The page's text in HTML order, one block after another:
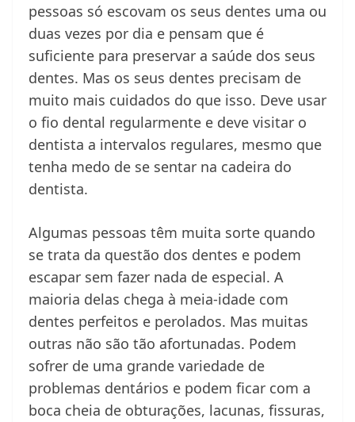
pessoas só escovam os seus dentes uma ou
duas vezes por dia e pensam que é
suficiente para preservar a saúde dos seus
dentes. Mas os seus dentes precisam de
muito mais cuidados do que isso. Deve usar
o fio dental regularmente e deve visitar o
dentista a intervalos regulares, mesmo que
tenha medo de se sentar na cadeira do
dentista.
Algumas pessoas têm muita sorte quando
se trata da questão dos dentes e podem
escapar sem fazer nada de especial. A
maioria delas chega à meia-idade com
dentes perfeitos e perolados. Mas muitas
outras não são tão afortunadas. Podem
sofrer de uma grande variedade de
problemas dentários e podem ficar com a
boca cheia de obturações, lacunas, fissuras,